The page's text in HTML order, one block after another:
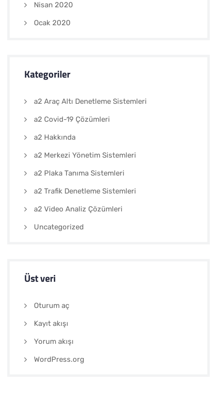
Nisan 2020
Ocak 2020
Kategoriler
a2 Araç Altı Denetleme Sistemleri
a2 Covid-19 Çözümleri
a2 Hakkında
a2 Merkezi Yönetim Sistemleri
a2 Plaka Tanıma Sistemleri
a2 Trafik Denetleme Sistemleri
a2 Video Analiz Çözümleri
Uncategorized
Üst veri
Oturum aç
Kayıt akışı
Yorum akışı
WordPress.org